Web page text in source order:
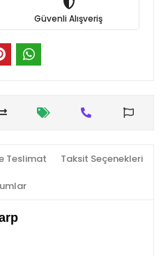
Güvenli Alışveriş
Teslimat Taksit Seçenekleri